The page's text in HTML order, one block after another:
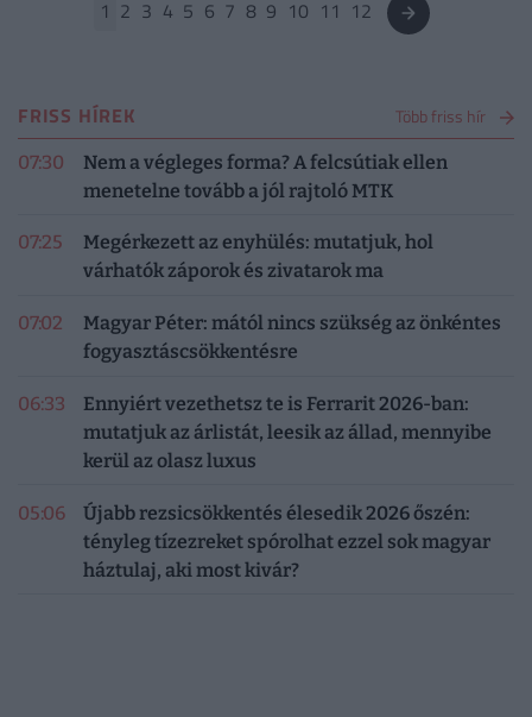
1 2 3 4 5 6 7 8 9 10 11 12
FRISS HÍREK Több friss hír
07:30
Nem a végleges forma? A felcsútiak ellen
menetelne tovább a jól rajtoló MTK
07:25
Megérkezett az enyhülés: mutatjuk, hol
várhatók záporok és zivatarok ma
07:02
Magyar Péter: mától nincs szükség az önkéntes
fogyasztáscsökkentésre
06:33
Ennyiért vezethetsz te is Ferrarit 2026-ban:
mutatjuk az árlistát, leesik az állad, mennyibe
kerül az olasz luxus
05:06
Újabb rezsicsökkentés élesedik 2026 őszén:
tényleg tízezreket spórolhat ezzel sok magyar
háztulaj, aki most kivár?